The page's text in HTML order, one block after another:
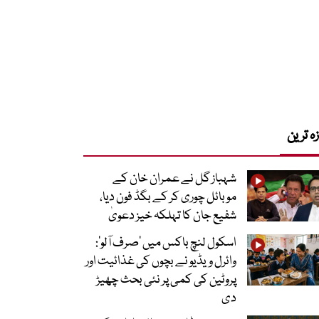
ترین
شہباز گل نے عمران خان کے
موبائل چوری کر کے بگڈ فون دیا،
شفیع جان کا تہلکہ خیز دعویٰ
اسکول لنچ باکس میں ‘صرف آلو’:
وائرل ویڈیو نے بچوں کی غذائیت اور
پروٹین کی کمی پر نئی بحث چھیڑ
دی